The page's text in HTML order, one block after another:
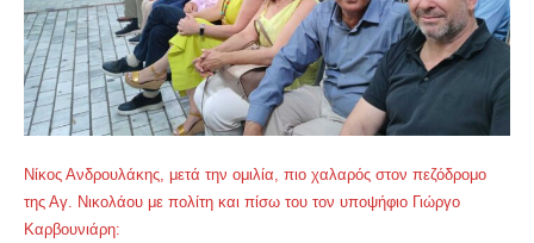
Νίκος Ανδρουλάκης, μετά την ομιλία, πιο χαλαρός στον πεζόδρομο
της Αγ. Νικολάου με πολίτη και πίσω του τον υποψήφιο Γιώργο
Καρβουνιάρη: